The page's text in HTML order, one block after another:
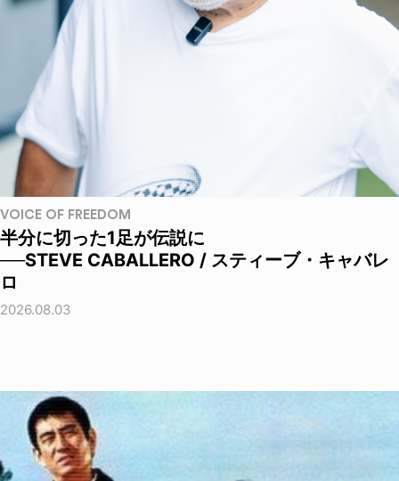
VOICE OF FREEDOM
半分に切った1足が伝説に
──STEVE CABALLERO / スティーブ・キャバレ
ロ
2026.08.03